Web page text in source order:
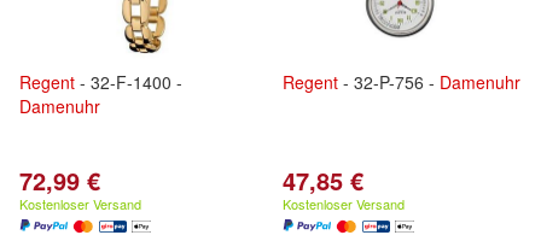
Regent - 32-F-1400 -
Damenuhr
72,99 €
Kostenloser Versand
Regent - 32-P-756 - Damenuhr
47,85 €
Kostenloser Versand